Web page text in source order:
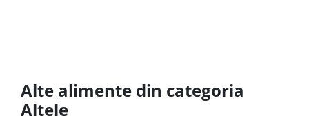
Alte alimente din categoria
Altele